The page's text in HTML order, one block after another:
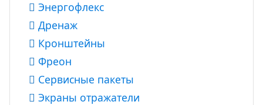
Энергофлекс
Дренаж
Кронштейны
Фреон
Сервисные пакеты
Экраны отражатели